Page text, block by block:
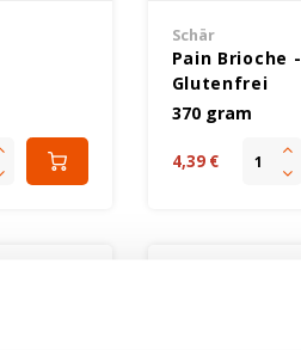
Schär
Pain Brioche -
Glutenfrei
370 gram
4,39 €